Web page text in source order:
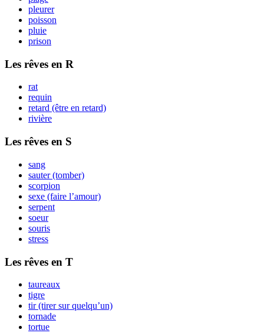
pleurer
poisson
pluie
prison
Les rêves en R
rat
requin
retard (être en retard)
rivière
Les rêves en S
sang
sauter (tomber)
scorpion
sexe (faire l’amour)
serpent
soeur
souris
stress
Les rêves en T
taureaux
tigre
tir (tirer sur quelqu’un)
tornade
tortue